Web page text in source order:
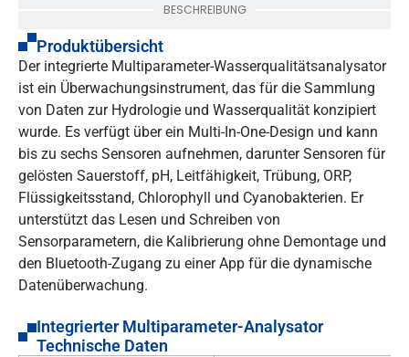
BESCHREIBUNG
Produktübersicht
Der integrierte Multiparameter-Wasserqualitätsanalysator
ist ein Überwachungsinstrument, das für die Sammlung
von Daten zur Hydrologie und Wasserqualität konzipiert
wurde. Es verfügt über ein Multi-In-One-Design und kann
bis zu sechs Sensoren aufnehmen, darunter Sensoren für
gelösten Sauerstoff, pH, Leitfähigkeit, Trübung, ORP,
Flüssigkeitsstand, Chlorophyll und Cyanobakterien. Er
unterstützt das Lesen und Schreiben von
Sensorparametern, die Kalibrierung ohne Demontage und
den Bluetooth-Zugang zu einer App für die dynamische
Datenüberwachung.
Integrierter Multiparameter-Analysator
Technische Daten